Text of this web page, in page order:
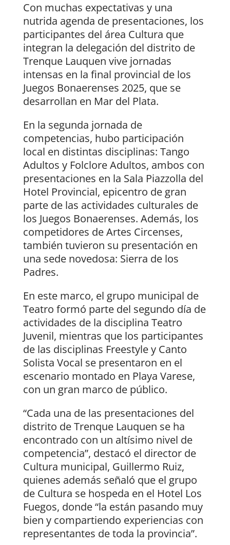
Con muchas expectativas y una
nutrida agenda de presentaciones, los
participantes del área Cultura que
integran la delegación del distrito de
Trenque Lauquen vive jornadas
intensas en la final provincial de los
Juegos Bonaerenses 2025, que se
desarrollan en Mar del Plata.
En la segunda jornada de
competencias, hubo participación
local en distintas disciplinas: Tango
Adultos y Folclore Adultos, ambos con
presentaciones en la Sala Piazzolla del
Hotel Provincial, epicentro de gran
parte de las actividades culturales de
los Juegos Bonaerenses. Además, los
competidores de Artes Circenses,
también tuvieron su presentación en
una sede novedosa: Sierra de los
Padres.
En este marco, el grupo municipal de
Teatro formó parte del segundo día de
actividades de la disciplina Teatro
Juvenil, mientras que los participantes
de las disciplinas Freestyle y Canto
Solista Vocal se presentaron en el
escenario montado en Playa Varese,
con un gran marco de público.
“Cada una de las presentaciones del
distrito de Trenque Lauquen se ha
encontrado con un altísimo nivel de
competencia”, destacó el director de
Cultura municipal, Guillermo Ruiz,
quienes además señaló que el grupo
de Cultura se hospeda en el Hotel Los
Fuegos, donde “la están pasando muy
bien y compartiendo experiencias con
representantes de toda la provincia”.